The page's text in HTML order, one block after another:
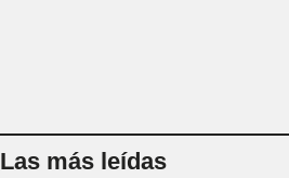
Las más leídas